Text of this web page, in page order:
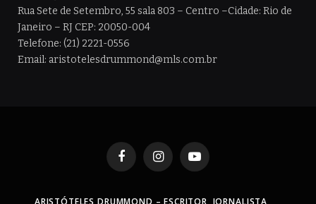
Rua Sete de Setembro, 55 sala 803 – Centro –Cidade: Rio de
Janeiro – RJ CEP: 20050-004
Telefone: (21) 2221-0556
Email: aristotelesdrummond@mls.com.br
FacebookInstagramYouTube
ARISTÓTELES DRUMMOND – ESCRITOR, JORNALISTA